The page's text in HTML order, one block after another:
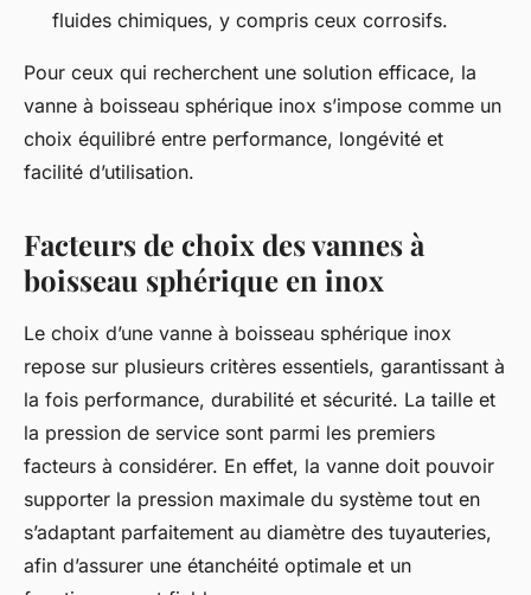
fluides chimiques, y compris ceux corrosifs.
Pour ceux qui recherchent une solution efficace, la
vanne à boisseau sphérique inox s’impose comme un
choix équilibré entre performance, longévité et
facilité d’utilisation.
Facteurs de choix des vannes à
boisseau sphérique en inox
Le choix d’une vanne à boisseau sphérique inox
repose sur plusieurs critères essentiels, garantissant à
la fois performance, durabilité et sécurité. La taille et
la pression de service sont parmi les premiers
facteurs à considérer. En effet, la vanne doit pouvoir
supporter la pression maximale du système tout en
s’adaptant parfaitement au diamètre des tuyauteries,
afin d’assurer une étanchéité optimale et un